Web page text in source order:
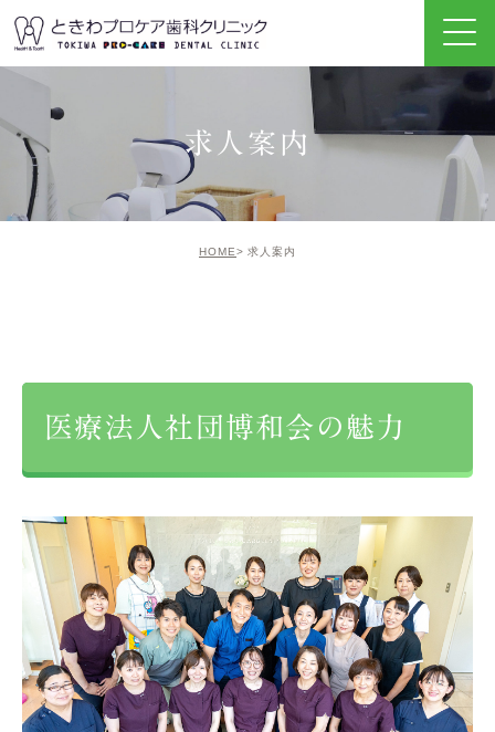
求人案内
HOME 求人案内
医療法人社団博和会の魅力